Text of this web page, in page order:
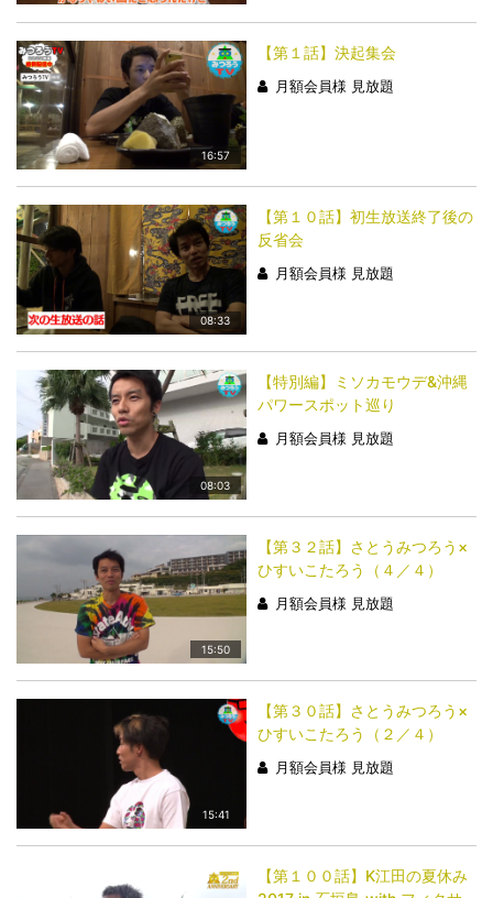
16:57
【第１話】決起集会
月額会員様 見放題
08:33
【第１０話】初生放送終了後の
反省会
月額会員様 見放題
08:03
【特別編】ミソカモウデ&沖縄
パワースポット巡り
月額会員様 見放題
15:50
【第３２話】さとうみつろう×
ひすいこたろう（４／４）
月額会員様 見放題
15:41
【第３０話】さとうみつろう×
ひすいこたろう（２／４）
月額会員様 見放題
【第１００話】K江田の夏休み